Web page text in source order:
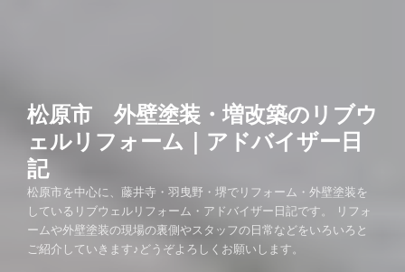
松原市 外壁塗装・増改築のリブウ
ェルリフォーム｜アドバイザー日
記
松原市を中心に、藤井寺・羽曳野・堺でリフォーム・外壁塗装を
しているリブウェルリフォーム・アドバイザー日記です。 リフォ
ームや外壁塗装の現場の裏側やスタッフの日常などをいろいろと
ご紹介していきます♪どうぞよろしくお願いします。